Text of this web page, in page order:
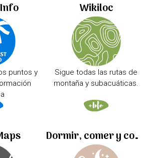
puntos y
Wikiloc
Sigue todas las rutas de
montaña y subacuáticas.
Dormir, comer y comprar